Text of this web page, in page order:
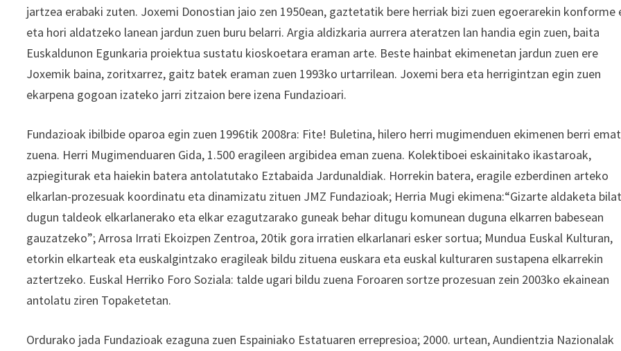
jartzea erabaki zuten. Joxemi Donostian jaio zen 1950ean, gaztetatik bere herriak bizi zuen egoerarekin konforme
eta hori aldatzeko lanean jardun zuen buru belarri. Argia aldizkaria aurrera ateratzen lan handia egin zuen, baita
Euskaldunon Egunkaria proiektua sustatu kioskoetara eraman arte. Beste hainbat ekimenetan jardun zuen ere
Joxemik baina, zoritxarrez, gaitz batek eraman zuen 1993ko urtarrilean. Joxemi bera eta herrigintzan egin zuen
ekarpena gogoan izateko jarri zitzaion bere izena Fundazioari.
Fundazioak ibilbide oparoa egin zuen 1996tik 2008ra: Fite! Buletina, hilero herri mugimenduen ekimenen berri
zuena. Herri Mugimenduaren Gida, 1.500 eragileen argibidea eman zuena. Kolektiboei eskainitako ikastaroak,
azpiegiturak eta haiekin batera antolatutako Eztabaida Jardunaldiak. Horrekin batera, eragile ezberdinen arteko
elkarlan-prozesuak koordinatu eta dinamizatu zituen JMZ Fundazioak; Herria Mugi ekimena:“Gizarte aldaketa
dugun taldeok elkarlanerako eta elkar ezagutzarako guneak behar ditugu komunean duguna elkarren babesean
gauzatzeko”; Arrosa Irrati Ekoizpen Zentroa, 20tik gora irratien elkarlanari esker sortua; Mundua Euskal Kulturan,
etorkin elkarteak eta euskalgintzako eragileak bildu zituena euskara eta euskal kulturaren sustapena elkarrekin
aztertzeko. Euskal Herriko Foro Soziala: talde ugari bildu zuena Foroaren sortze prozesuan zein 2003ko ekainean
antolatu ziren Topaketetan.
Ordurako jada Fundazioak ezaguna zuen Espainiako Estatuaren errepresioa; 2000. urtean, Aundientzia Nazionalak